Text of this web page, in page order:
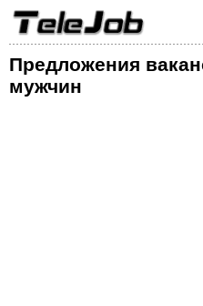
Предложения
мужчин